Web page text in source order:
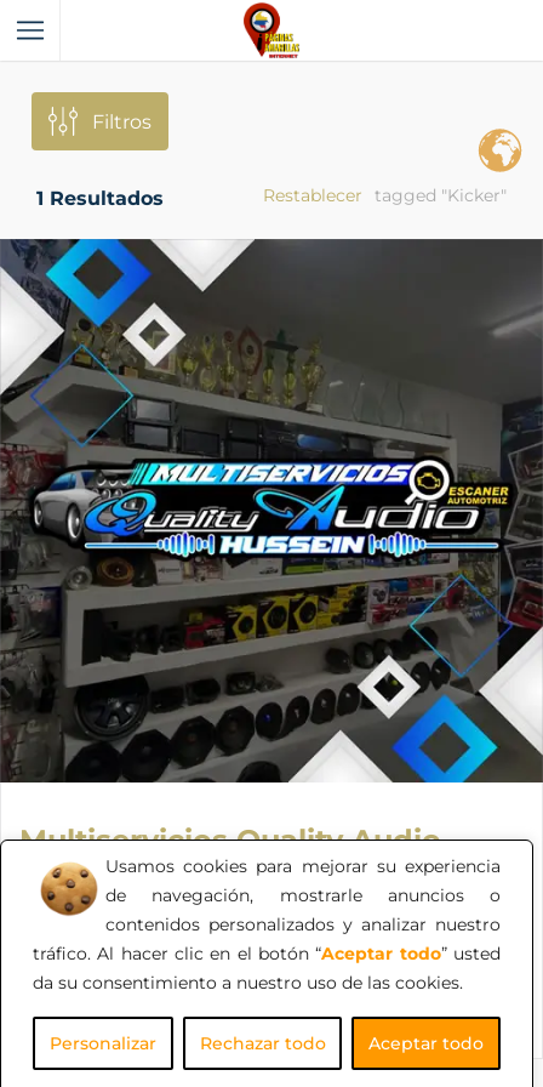
Usamos cookies para mejorar su experiencia
de navegación, mostrarle anuncios o
contenidos personalizados y analizar nuestro
tráfico. Al hacer clic en el botón “Aceptar todo” usted
da su consentimiento a nuestro uso de las cookies.
Personalizar Rechazar todo Aceptar todo
Filtros
1 Resultados tagged "Kicker"
Restablecer
Multiservicios Quality Audio
Con más de 16 años de experiencia en el sector, nos
especializamos en ofrecer soluciones integrales en
instalación y diseño de equipos de sonido, sistemas
audiovisuales, cámaras de seguridad y sensores de